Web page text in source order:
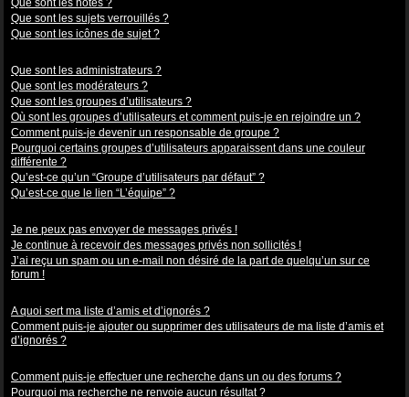
Que sont les notes ?
Que sont les sujets verrouillés ?
Que sont les icônes de sujet ?
Que sont les administrateurs ?
Que sont les modérateurs ?
Que sont les groupes d’utilisateurs ?
Où sont les groupes d’utilisateurs et comment puis-je en rejoindre un ?
Comment puis-je devenir un responsable de groupe ?
Pourquoi certains groupes d’utilisateurs apparaissent dans une couleur
différente ?
Qu’est-ce qu’un “Groupe d’utilisateurs par défaut” ?
Qu’est-ce que le lien “L’équipe” ?
Je ne peux pas envoyer de messages privés !
Je continue à recevoir des messages privés non sollicités !
J’ai reçu un spam ou un e-mail non désiré de la part de quelqu’un sur ce
forum !
A quoi sert ma liste d’amis et d’ignorés ?
Comment puis-je ajouter ou supprimer des utilisateurs de ma liste d’amis et
d’ignorés ?
Comment puis-je effectuer une recherche dans un ou des forums ?
Pourquoi ma recherche ne renvoie aucun résultat ?